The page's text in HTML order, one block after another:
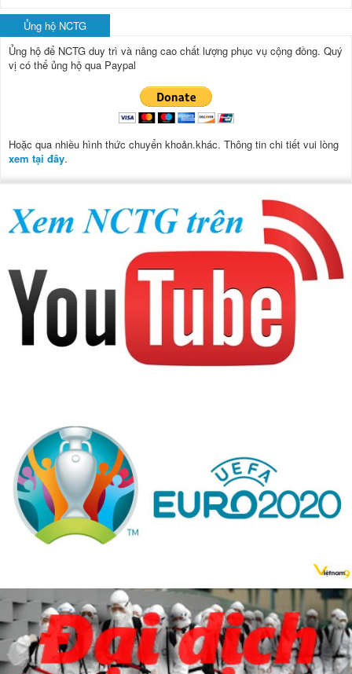
Ủng hộ NCTG
Ủng hộ để NCTG duy trì và nâng cao chất lượng phục vụ cộng đồng. Quý
vị có thể ủng hộ qua Paypal
Hoặc qua nhiều hình thức chuyển khoản.khác. Thông tin chi tiết vui lòng
xem tại đây.